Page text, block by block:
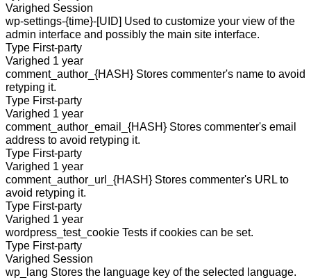
Varighed Session
wp-settings-{time}-[UID] Used to customize your view of the
admin interface and possibly the main site interface.
Type First-party
Varighed 1 year
comment_author_{HASH} Stores commenter's name to avoid
retyping it.
Type First-party
Varighed 1 year
comment_author_email_{HASH} Stores commenter's email
address to avoid retyping it.
Type First-party
Varighed 1 year
comment_author_url_{HASH} Stores commenter's URL to
avoid retyping it.
Type First-party
Varighed 1 year
wordpress_test_cookie Tests if cookies can be set.
Type First-party
Varighed Session
wp_lang Stores the language key of the selected language.